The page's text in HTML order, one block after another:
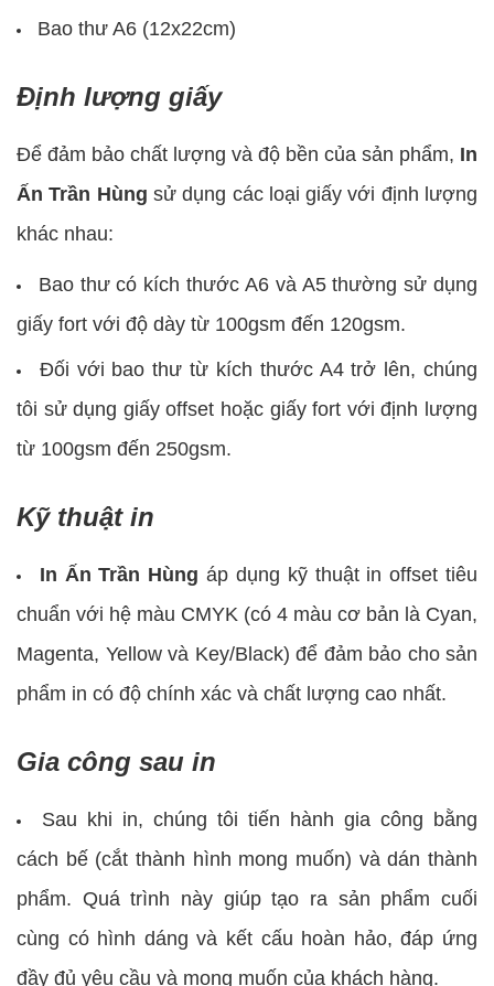
Bao thư A6 (12x22cm)
Định lượng giấy
Để đảm bảo chất lượng và độ bền của sản phẩm, In
Ấn Trần Hùng sử dụng các loại giấy với định lượng
khác nhau:
Bao thư có kích thước A6 và A5 thường sử dụng
giấy fort với độ dày từ 100gsm đến 120gsm.
Đối với bao thư từ kích thước A4 trở lên, chúng
tôi sử dụng giấy offset hoặc giấy fort với định lượng
từ 100gsm đến 250gsm.
Kỹ thuật in
In Ấn Trần Hùng áp dụng kỹ thuật in offset tiêu
chuẩn với hệ màu CMYK (có 4 màu cơ bản là Cyan,
Magenta, Yellow và Key/Black) để đảm bảo cho sản
phẩm in có độ chính xác và chất lượng cao nhất.
Gia công sau in
Sau khi in, chúng tôi tiến hành gia công bằng
cách bế (cắt thành hình mong muốn) và dán thành
phẩm. Quá trình này giúp tạo ra sản phẩm cuối
cùng có hình dáng và kết cấu hoàn hảo, đáp ứng
đầy đủ yêu cầu và mong muốn của khách hàng.